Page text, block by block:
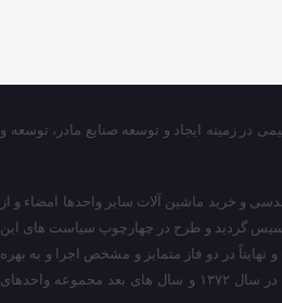
زمینه ایجاد و توسعه صنایع مادر، توسعه و
قرارداد طراحی و مهندسی و خرید ماشین آلات سایر واحدها امضاء و از
سال ۱۳۶۶ شرکت سهامی پتروشیمی اراک با مشارکت شرکت ملی صنایع پتروشیمی با ۵۱ درصد سهام و بانک ملی ایران با ۴۹ درصد سهام تاسیس گردید و طرح در چهارچوپ سیاست های این
در دو فاز متمایز و مشخص اجرا و به بهره
برداری نهایی رسید. فاز اول بهره برداری از واحدهای سرویس های جانبی و تاسیسات عمومی و مشترک از سال ۱۳۷۱ آغاز گردید و واحدهای فرایندی شامل واحدهای الفین و واحدهای تولیدی پایین دستی در سال ۱۳۷۲ و سال های بعد مجموعه واحدهای